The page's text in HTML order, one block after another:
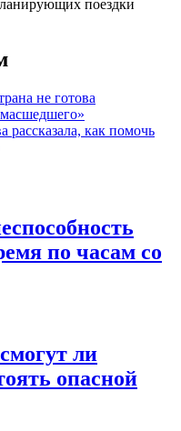
поездки
не готова
как помочь
по часам со
ли
опасной